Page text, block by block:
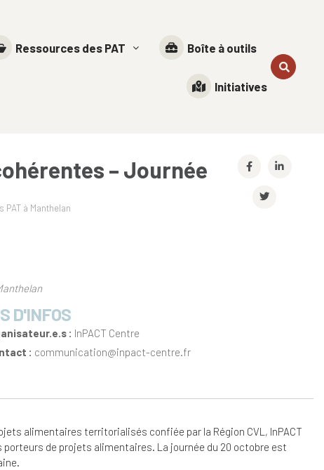
Ressources des PAT Boîte à outils
Initiatives
– Journée
à Manthelan
D'INFOS
: InPACT Centre
: communication@inpact-centre.fr
alimentaires territorialisés confiée par la Région CVL, InPACT
de projets alimentaires. La journée du 20 octobre est